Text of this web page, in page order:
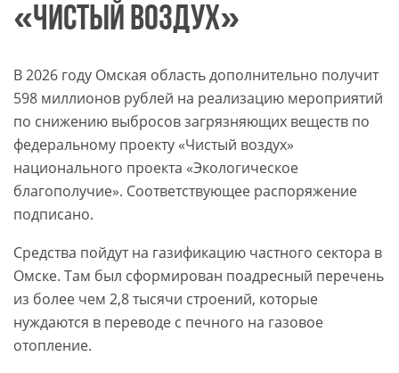
«ЧИСТЫЙ ВОЗДУХ»
В 2026 году Омская область дополнительно получит
598 миллионов рублей на реализацию мероприятий
по снижению выбросов загрязняющих веществ по
федеральному проекту «Чистый воздух»
национального проекта «Экологическое
благополучие». Соответствующее распоряжение
подписано.
Средства пойдут на газификацию частного сектора в
Омске. Там был сформирован поадресный перечень
из более чем 2,8 тысячи строений, которые
нуждаются в переводе с печного на газовое
отопление.